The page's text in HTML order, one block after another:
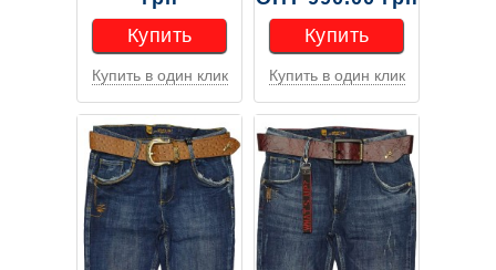
Купить
Купить
Купить в один клик
Купить
Купить
Купить в один клик